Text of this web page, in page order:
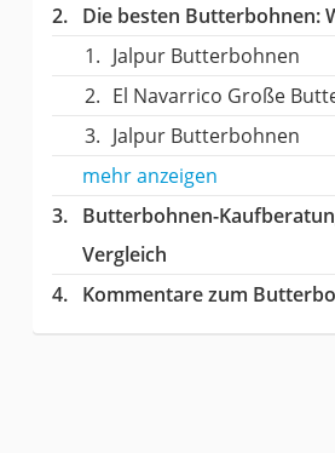
Die besten Butterbohnen:
Jalpur Butterbohnen
El Navarrico Große
Jalpur Butterbohnen
mehr anzeigen
Butterbohnen-
Vergleich
Kommentare zum